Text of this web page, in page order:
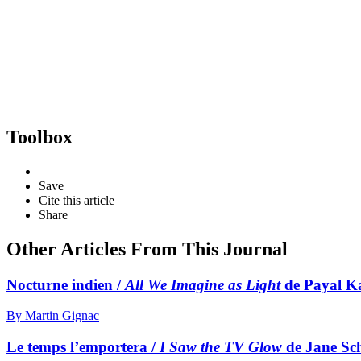
Toolbox
Save
Cite this article
Share
Other Articles From This Journal
Nocturne indien /All We Imagine as Lightde Payal
By Martin Gignac
Le temps l’emportera / I Saw the TV Glow de Jane